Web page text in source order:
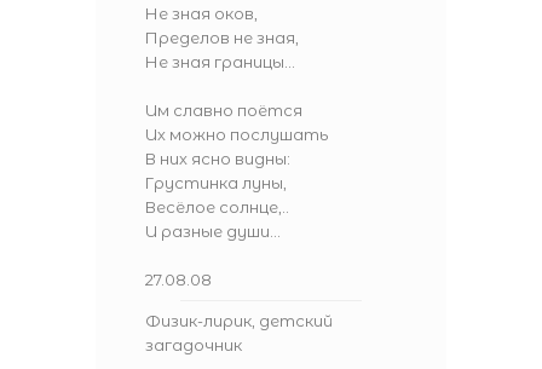
Не зная оков,
Пределов не зная,
Не зная границы...
Им славно поётся
Их можно послушать
В них ясно видны:
Грустинка луны,
Весёлое солнце,..
И разные души...
27.08.08
Физик-лирик, детский
загадочник